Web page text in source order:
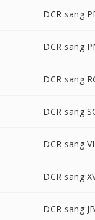
DCR sang
DCR sang
DCR sang
DCR sang
DCR sang
DCR sang
DCR sang